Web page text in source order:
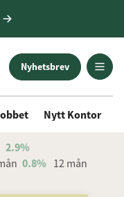
Nyhetsbrev
Nytt Kontor
2.9%
0.8% 12 mån